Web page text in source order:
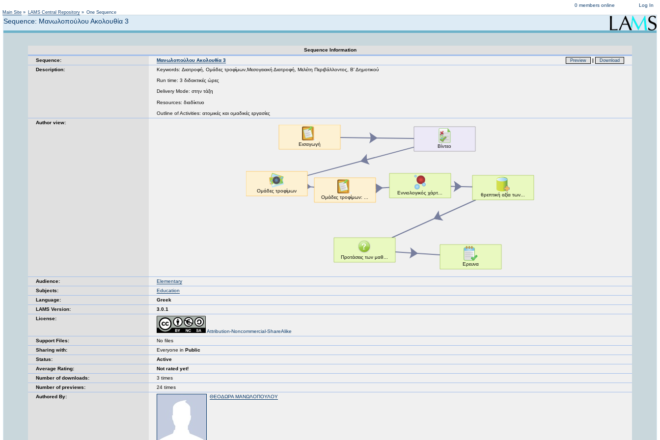
Log In
0 members online
Main Site » LAMS Central Repository » One Sequence
Sequence: Μανωλοπούλου Ακολουθία 3
Sequence Information
Sequence:
Μανωλοπούλου Ακολουθία 3 Preview | Download
Description: Keywords: Διατροφή, Ομάδες τροφίμων,Μεσογειακή Διατροφή, Μελέτη Περιβάλλοντος, Β' Δημοτικού
Run time: 3 διδακτικές ώρες
Delivery Mode: στην τάξη
Resources: διαδίκτυο
Outline of Activities: ατομικές και ομαδικές εργασίες
Author view:
Audience:
Elementary
Subjects:
Education
Language:
Greek
LAMS Version:
3.0.1
License:
Attribution-Noncommercial-ShareAlike
Support Files:
No files
Sharing with:
Everyone in Public
Status:
Active
Average Rating:
Not rated yet!
Number of downloads:
3 times
Number of previews:
24 times
Authored By:
ΘΕΟΔΩΡΑ ΜΑΝΩΛΟΠΟΥΛΟΥ